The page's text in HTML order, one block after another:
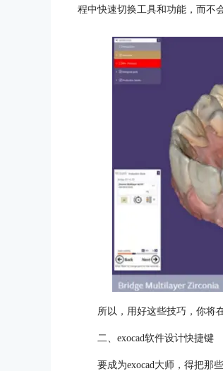
程中快速切换工具和功能，而不
所以，用好这些技巧，你将
二、exocad软件设计快捷键
要成为exocad大师，得把那